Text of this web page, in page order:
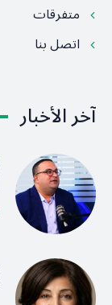
متفرقات
اتصل بنا
آخر الأخبار